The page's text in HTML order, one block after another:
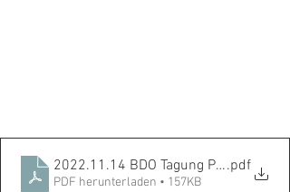
2022.11.14 BDO Tagung Programm
.pdf
PDF herunterladen • 157KB